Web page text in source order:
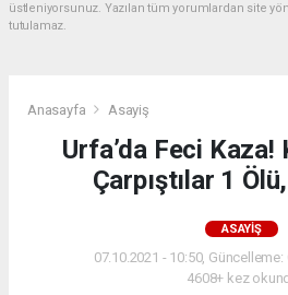
üstleniyorsunuz. Yazılan tüm yorumlardan site
tutulamaz.
Anasayfa Asayiş
Urfa’da Feci
Çarpıştılar 1
ASAYIŞ
07.10.2021 - 10:50, Güncelleme:
4608+ kez